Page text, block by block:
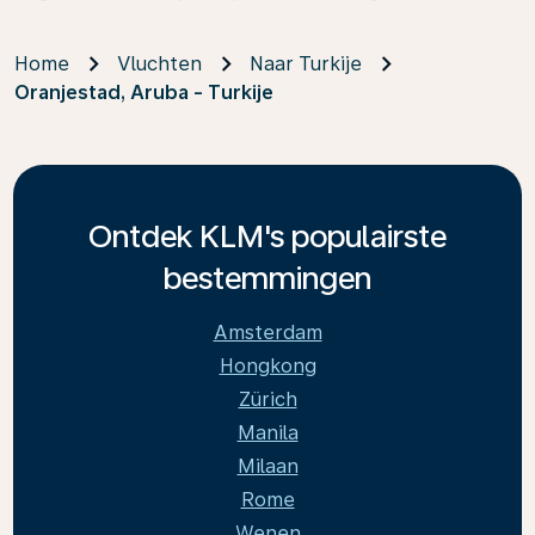
Home Vluchten
Naar Turkije
Oranjestad, Aruba - Turkije
Ontdek KLM's populairste
bestemmingen
Amsterdam
Hongkong
Zürich
Manila
Milaan
Rome